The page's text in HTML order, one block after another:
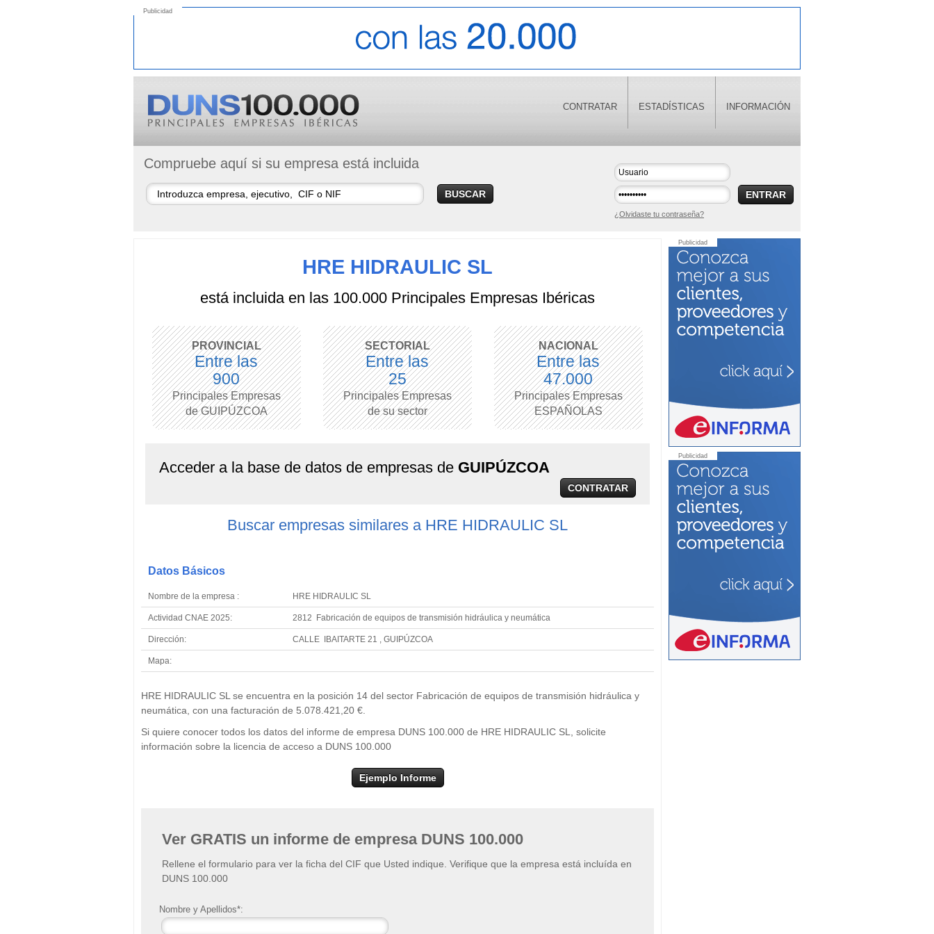
Publicidad
CONTRATAR ESTADÍSTICAS INFORMACIÓN
Compruebe aquí si su empresa está incluida
BUSCAR ENTRAR
¿Olvidaste tu contraseña?
HRE HIDRAULIC SL
está incluida en las 100.000 Principales Empresas Ibéricas
PROVINCIAL
Entre las
900
Principales Empresas
de GUIPÚZCOA
SECTORIAL
Entre las
25
Principales Empresas
de su sector
NACIONAL
Entre las
47.000
Principales Empresas
ESPAÑOLAS
Acceder a la base de datos de empresas de GUIPÚZCOA
CONTRATAR
Buscar empresas similares a HRE HIDRAULIC SL
Datos Básicos
Nombre de la empresa : HRE HIDRAULIC SL
Actividad CNAE 2025: 2812 Fabricación de equipos de transmisión hidráulica y neumática
Dirección: CALLE IBAITARTE 21 , GUIPÚZCOA
Mapa:
×
−
HRE HIDRAULIC SL se encuentra en la posición 14 del sector Fabricación de equipos de transmisión hidráulica y
neumática, con una facturación de 5.078.421,20 €.
Si quiere conocer todos los datos del informe de empresa DUNS 100.000 de HRE HIDRAULIC SL, solicite
información sobre la licencia de acceso a DUNS 100.000
Ejemplo Informe
Ver GRATIS un informe de empresa DUNS 100.000
Rellene el formulario para ver la ficha del CIF que Usted indique. Verifique que la empresa está incluída en
DUNS 100.000
Nombre y Apellidos*:
Publicidad
Publicidad